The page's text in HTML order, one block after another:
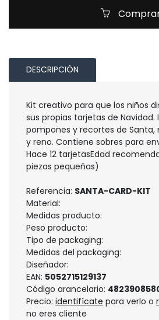
DESCRIPCIÓN
Kit creativo para que los niños
sus propias tarjetas de
pompones y recortes de
y reno. Contiene sobres para
Hace 12 tarjetasEdad
piezas pequeñas)
Referencia: SANTA-CARD-KIT
Material:
Medidas producto:
Peso producto:
Tipo de packaging:
Medidas del packaging:
Diseñador:
EAN: 5052715129137
Código arancelario:
Precio: identifícate para verlo o
no eres cliente